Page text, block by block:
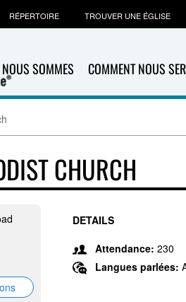
SOMMES COMMENT NOUS
RÉPERTOIRE TROUVER UNE ÉGLISE
CHURCH
DETAILS
Attendance: 230
Langues parlées: